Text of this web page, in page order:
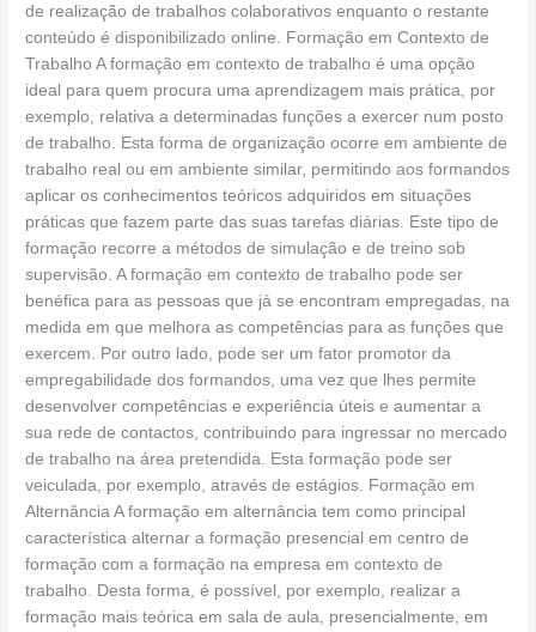
de realização de trabalhos colaborativos enquanto o restante
conteúdo é disponibilizado online. Formação em Contexto de
Trabalho A formação em contexto de trabalho é uma opção
ideal para quem procura uma aprendizagem mais prática, por
exemplo, relativa a determinadas funções a exercer num posto
de trabalho. Esta forma de organização ocorre em ambiente de
trabalho real ou em ambiente similar, permitindo aos formandos
aplicar os conhecimentos teóricos adquiridos em situações
práticas que fazem parte das suas tarefas diárias. Este tipo de
formação recorre a métodos de simulação e de treino sob
supervisão. A formação em contexto de trabalho pode ser
benéfica para as pessoas que já se encontram empregadas, na
medida em que melhora as competências para as funções que
exercem. Por outro lado, pode ser um fator promotor da
empregabilidade dos formandos, uma vez que lhes permite
desenvolver competências e experiência úteis e aumentar a
sua rede de contactos, contribuindo para ingressar no mercado
de trabalho na área pretendida. Esta formação pode ser
veiculada, por exemplo, através de estágios. Formação em
Alternância A formação em alternância tem como principal
característica alternar a formação presencial em centro de
formação com a formação na empresa em contexto de
trabalho. Desta forma, é possível, por exemplo, realizar a
formação mais teórica em sala de aula, presencialmente, em